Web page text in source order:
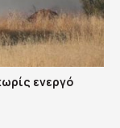
ενεργό